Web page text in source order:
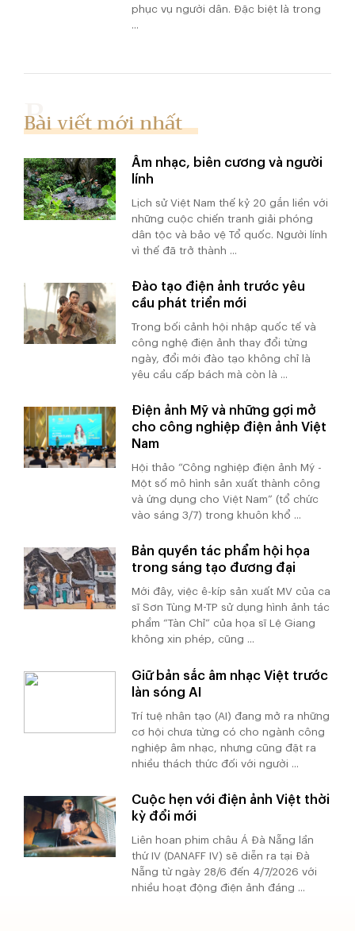
phục vụ người dân. Đặc biệt là trong
...
Bài viết mới nhất
Âm nhạc, biên cương và người
lính
Lịch sử Việt Nam thế kỷ 20 gắn liền với
những cuộc chiến tranh giải phóng
dân tộc và bảo vệ Tổ quốc. Người lính
vì thế đã trở thành ...
Đào tạo điện ảnh trước yêu
cầu phát triển mới
Trong bối cảnh hội nhập quốc tế và
công nghệ điện ảnh thay đổi từng
ngày, đổi mới đào tạo không chỉ là
yêu cầu cấp bách mà còn là ...
Điện ảnh Mỹ và những gợi mở
cho công nghiệp điện ảnh Việt
Nam
Hội thảo “Công nghiệp điện ảnh Mỹ -
Một số mô hình sản xuất thành công
và ứng dụng cho Việt Nam” (tổ chức
vào sáng 3/7) trong khuôn khổ ...
Bản quyền tác phẩm hội họa
trong sáng tạo đương đại
Mới đây, việc ê-kíp sản xuất MV của ca
sĩ Sơn Tùng M-TP sử dụng hình ảnh tác
phẩm “Tàn Chỉ” của họa sĩ Lệ Giang
không xin phép, cũng ...
Giữ bản sắc âm nhạc Việt trước
làn sóng AI
Trí tuệ nhân tạo (AI) đang mở ra những
cơ hội chưa từng có cho ngành công
nghiệp âm nhạc, nhưng cũng đặt ra
nhiều thách thức đối với người ...
Cuộc hẹn với điện ảnh Việt thời
kỳ đổi mới
Liên hoan phim châu Á Đà Nẵng lần
thứ IV (DANAFF IV) sẽ diễn ra tại Đà
Nẵng từ ngày 28/6 đến 4/7/2026 với
nhiều hoạt động điện ảnh đáng ...